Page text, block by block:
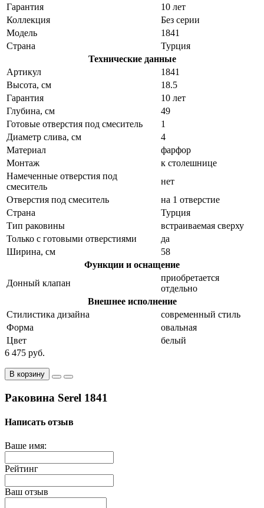
Гарантия
10 лет
Коллекция
Без серии
Модель
1841
Страна
Турция
Технические данные
Артикул
1841
Высота, см
18.5
Гарантия
10 лет
Глубина, см
49
Готовые отверстия под смеситель
1
Диаметр слива, см
4
Материал
фарфор
Монтаж
к столешнице
Намеченные отверстия под
смеситель
нет
Отверстия под смеситель
на 1 отверстие
Страна
Турция
Тип раковины
встраиваемая сверху
Только с готовыми отверстиями
да
Ширина, см
58
Функции и оснащение
Донный клапан
приобретается
отдельно
Внешнее исполнение
Стилистика дизайна
современный стиль
Форма
овальная
Цвет
белый
6 475 руб.
В корзину
Раковина Serel 1841
Написать отзыв
Ваше имя:
Рейтинг
Ваш отзыв